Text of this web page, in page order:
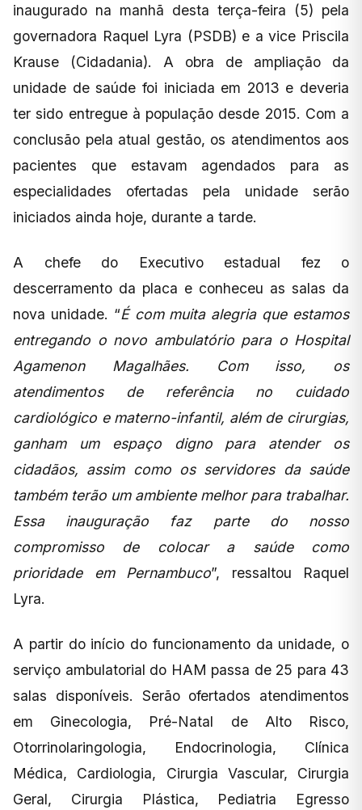
inaugurado na manhã desta terça-feira (5) pela
governadora Raquel Lyra (PSDB) e a vice Priscila
Krause (Cidadania). A obra de ampliação da
unidade de saúde foi iniciada em 2013 e deveria
ter sido entregue à população desde 2015. Com a
conclusão pela atual gestão, os atendimentos aos
pacientes que estavam agendados para as
especialidades ofertadas pela unidade serão
iniciados ainda hoje, durante a tarde.
A chefe do Executivo estadual fez o
descerramento da placa e conheceu as salas da
nova unidade. “É com muita alegria que estamos
entregando o novo ambulatório para o Hospital
Agamenon Magalhães. Com isso, os
atendimentos de referência no cuidado
cardiológico e materno-infantil, além de cirurgias,
ganham um espaço digno para atender os
cidadãos, assim como os servidores da saúde
também terão um ambiente melhor para trabalhar.
Essa inauguração faz parte do nosso
compromisso de colocar a saúde como
prioridade em Pernambuco”, ressaltou Raquel
Lyra.
A partir do início do funcionamento da unidade, o
serviço ambulatorial do HAM passa de 25 para 43
salas disponíveis. Serão ofertados atendimentos
em Ginecologia, Pré-Natal de Alto Risco,
Otorrinolaringologia, Endocrinologia, Clínica
Médica, Cardiologia, Cirurgia Vascular, Cirurgia
Geral, Cirurgia Plástica, Pediatria Egresso